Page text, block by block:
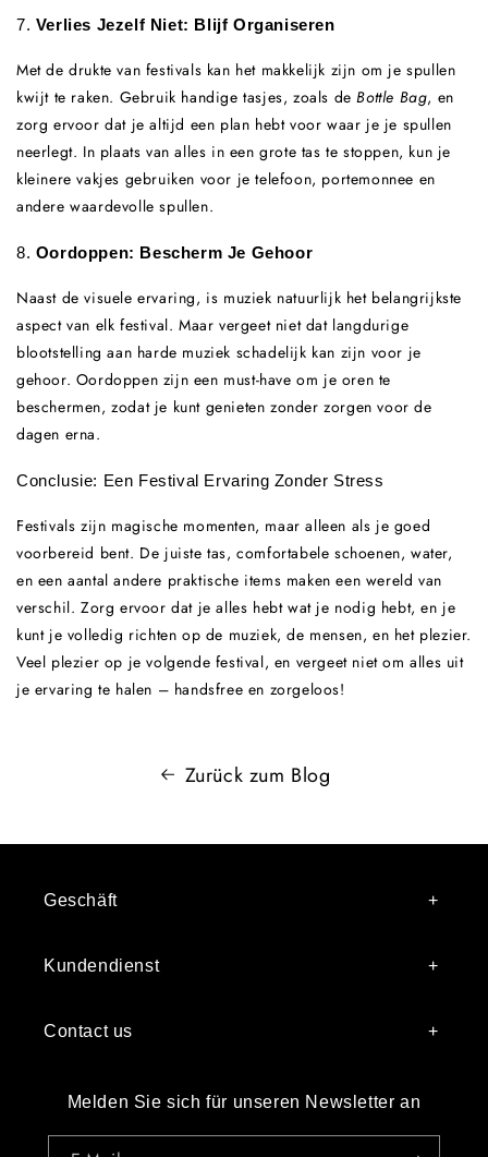
7. Verlies Jezelf Niet: Blijf Organiseren
Met de drukte van festivals kan het makkelijk zijn om je spullen
kwijt te raken. Gebruik handige tasjes, zoals deBottle Bag, en
zorg ervoor dat je altijd een plan hebt voor waar je je spullen
neerlegt. In plaats van alles in een grote tas te stoppen, kun je
kleinere vakjes gebruiken voor je telefoon, portemonnee en
andere waardevolle spullen.
8. Oordoppen: Bescherm Je Gehoor
Naast de visuele ervaring, is muziek natuurlijk het belangrijkste
aspect van elk festival. Maar vergeet niet dat langdurige
blootstelling aan harde muziek schadelijk kan zijn voor je
gehoor. Oordoppen zijn een must-have om je oren te
beschermen, zodat je kunt genieten zonder zorgen voor de
dagen erna.
Conclusie: Een Festival Ervaring Zonder Stress
Festivals zijn magische momenten, maar alleen als je goed
voorbereid bent. De juiste tas, comfortabele schoenen, water,
en een aantal andere praktische items maken een wereld van
verschil. Zorg ervoor dat je alles hebt wat je nodig hebt, en je
kunt je volledig richten op de muziek, de mensen, en het plezier.
Veel plezier op je volgende festival, en vergeet niet om alles uit
je ervaring te halen – handsfree en zorgeloos!
Zurück zum Blog
Geschäft
Kundendienst
Contact us
Melden Sie sich für unseren Newsletter an